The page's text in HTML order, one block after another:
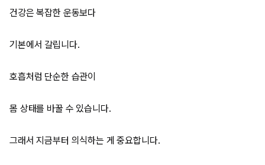
건강은 복잡한 운동보다
기본에서 갈립니다.
호흡처럼 단순한 습관이
몸 상태를 바꿀 수 있습니다.
그래서 지금부터 의식하는 게 중요합니다.